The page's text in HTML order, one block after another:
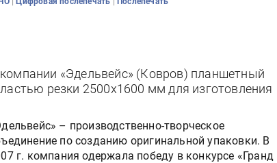
«Эдельвейс» (Ковров) планшетный
резки 2500х1600 мм для изготовления
– производственно-творческое
по созданию оригинальной упаковки. В
г. компания одержала победу в конкурсе «Гранд